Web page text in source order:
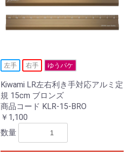
左手 右手 ゆうパケ
Kiwami LR左右利き手対応アルミ定
規 15cm ブロンズ
商品コード KLR-15-BRO
￥1,100
数量